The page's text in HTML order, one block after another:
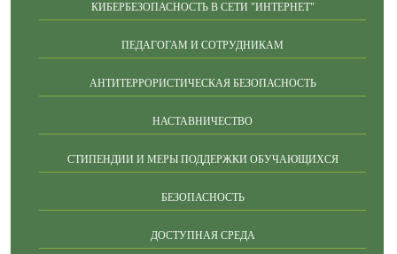
КИБЕРБЕЗОПАСНОСТЬ В СЕТИ "ИНТЕРНЕТ"
ПЕДАГОГАМ И СОТРУДНИКАМ
АНТИТЕРРОРИСТИЧЕСКАЯ БЕЗОПАСНОСТЬ
НАСТАВНИЧЕСТВО
СТИПЕНДИИ И МЕРЫ ПОДДЕРЖКИ ОБУЧАЮЩИХСЯ
БЕЗОПАСНОСТЬ
ДОСТУПНАЯ СРЕДА